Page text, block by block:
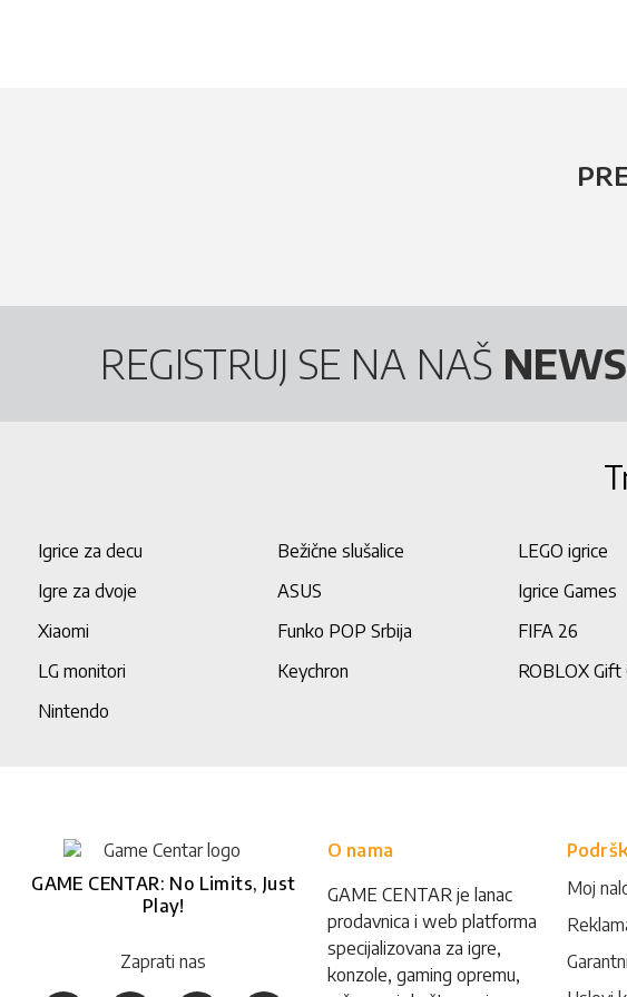
REGISTRUJ SE NA NAŠ
Igrice za decu Bežične slušalice LEGO igrice
Igre za dvoje
ASUS Igrice Games
Xiaomi
Funko POP Srbija FIFA 26
LG monitori
Keychron ROBLOX Gift
Nintendo
GAME CENTAR: No Limits, Just
Play!
Zaprati nas
O nama
GAME CENTAR je lanac
prodavnica i web platforma
specijalizovana za igre,
konzole, gaming opremu,
Moj